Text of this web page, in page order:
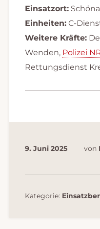
Einsatzort:
Einheiten:C-
Weitere Kräfte:
Wenden, Polizei
Rettungsdienst
9. Juni 2025 von
Kategorie: